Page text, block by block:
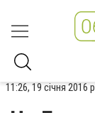
11:26, 19 січня 2016